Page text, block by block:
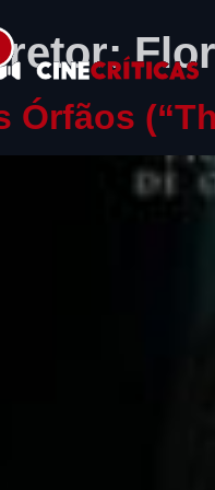
Órfãos